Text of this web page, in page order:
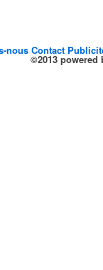
nousContact
©2013 powered